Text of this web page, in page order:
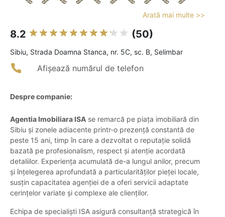
Arată mai multe >>
8.2 (50)
Sibiu, Strada Doamna Stanca, nr. 5C, sc. B, Selimbar
Afișează numărul de telefon
Despre companie:
Agentia Imobiliara ISA se remarcă pe piața imobiliară din
Sibiu și zonele adiacente printr-o prezență constantă de
peste 15 ani, timp în care a dezvoltat o reputație solidă
bazată pe profesionalism, respect și atenție acordată
detaliilor. Experiența acumulată de-a lungul anilor, precum
și înțelegerea aprofundată a particularităților pieței locale,
susțin capacitatea agenției de a oferi servicii adaptate
cerințelor variate și complexe ale clienților.
Echipa de specialiști ISA asigură consultanță strategică în